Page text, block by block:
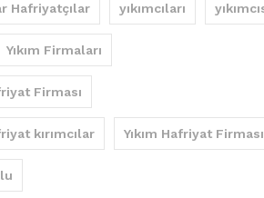
Hafriyatçılar yıkımcıları
Yıkım Firmaları
Firması
kırımcılar Yıkım Hafriyat Firması